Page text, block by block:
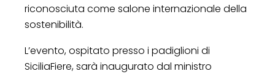
riconosciuta come salone internazionale della
sostenibilità.
L’evento, ospitato presso i padiglioni di
SiciliaFiere, sarà inaugurato dal ministro